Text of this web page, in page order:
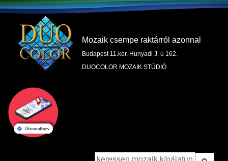
Mozaik csempe raktárról azonnal
Budapest 11.ker. Hunyadi J. u 162.
DUOCOLOR MOZAIK STÚDIÓ